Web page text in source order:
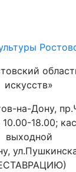
искусств»
на-Дону,
18.00;
выходной